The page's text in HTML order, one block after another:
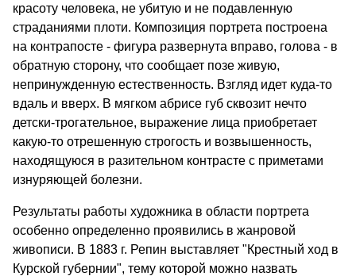
красоту человека, не убитую и не подавленную
страданиями плоти. Композиция портрета построена
на контрапосте - фигура развернута вправо, голова - в
обратную сторону, что сообщает позе живую,
непринужденную естественность. Взгляд идет куда-то
вдаль и вверх. В мягком абрисе губ сквозит нечто
детски-трогательное, выражение лица приобретает
какую-то отрешенную строгость и возвышенность,
находящуюся в разительном контрасте с приметами
изнуряющей болезни.
Результаты работы художника в области портрета
особенно определенно проявились в жанровой
живописи. В 1883 г. Репин выставляет "Крестный ход в
Курской губернии", тему которой можно назвать